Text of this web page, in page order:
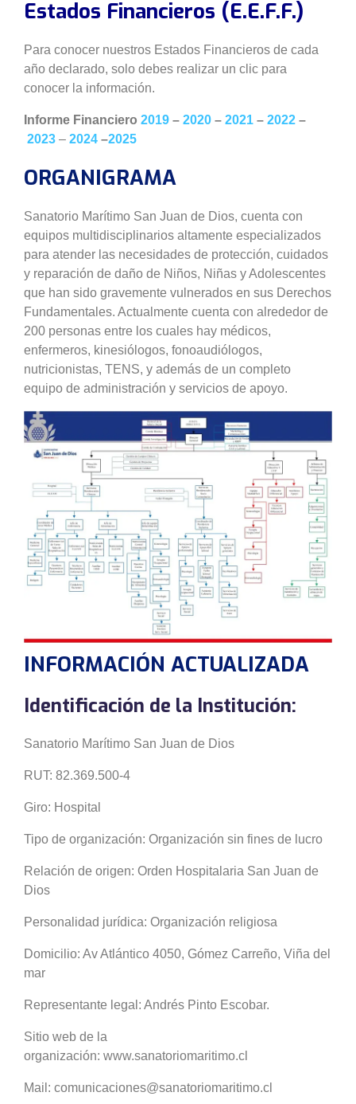
Estados Financieros (E.E.F.F.)
Para conocer nuestros Estados Financieros de cada
año declarado, solo debes realizar un clic para
conocer la información.
Informe Financiero 2019 – 2020 – 2021 – 2022 –
2023 – 2024 –2025
ORGANIGRAMA
Sanatorio Marítimo San Juan de Dios, cuenta con
equipos multidisciplinarios altamente especializados
para atender las necesidades de protección, cuidados
y reparación de daño de Niños, Niñas y Adolescentes
que han sido gravemente vulnerados en sus Derechos
Fundamentales. Actualmente cuenta con alrededor de
200 personas entre los cuales hay médicos,
enfermeros, kinesiólogos, fonoaudiólogos,
nutricionistas, TENS, y además de un completo
equipo de administración y servicios de apoyo.
INFORMACIÓN ACTUALIZADA
Identificación de la Institución:
Sanatorio Marítimo San Juan de Dios
RUT: 82.369.500-4
Giro: Hospital
Tipo de organización: Organización sin fines de lucro
Relación de origen: Orden Hospitalaria San Juan de
Dios
Personalidad jurídica: Organización religiosa
Domicilio: Av Atlántico 4050, Gómez Carreño, Viña del
mar
Representante legal: Andrés Pinto Escobar.
Sitio web de la
organización: www.sanatoriomaritimo.cl
Mail: comunicaciones@sanatoriomaritimo.cl